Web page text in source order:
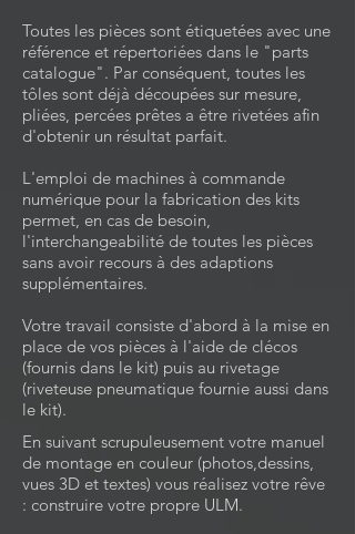
Toutes les pièces sont étiquetées avec une
référence et répertoriées dans le "parts
catalogue". Par conséquent, toutes les
tôles sont déjà découpées sur mesure,
pliées, percées prêtes a être rivetées afin
d'obtenir un résultat parfait.
L'emploi de machines à commande
numérique pour la fabrication des kits
permet, en cas de besoin,
l'interchangeabilité de toutes les pièces
sans avoir recours à des adaptions
supplémentaires.
Votre travail consiste d'abord à la mise en
place de vos pièces à l'aide de clécos
(fournis dans le kit) puis au rivetage
(riveteuse pneumatique fournie aussi dans
le kit).
En suivant scrupuleusement votre manuel
de montage en couleur (photos,dessins,
vues 3D et textes) vous réalisez votre rêve
: construire votre propre ULM.